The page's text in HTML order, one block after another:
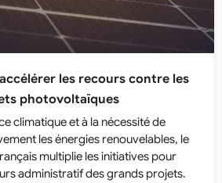
les recours contre les
photovoltaïques
climatique et à la nécessité de
les énergies renouvelables, le
multiplie les initiatives pour
administratif des grands projets.